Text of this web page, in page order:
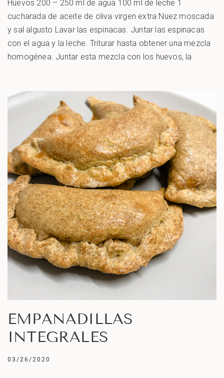
Huevos 200 – 250 ml de agua 100 ml de leche 1
cucharada de aceite de oliva virgen extra Nuez moscada
y sal algusto Lavar las espinacas. Juntar las espinacas
con el agua y la leche. Triturar hasta obtener una mezcla
homogénea. Juntar esta mezcla con los huevos, la
EMPANADILLAS
INTEGRALES
03/26/2020